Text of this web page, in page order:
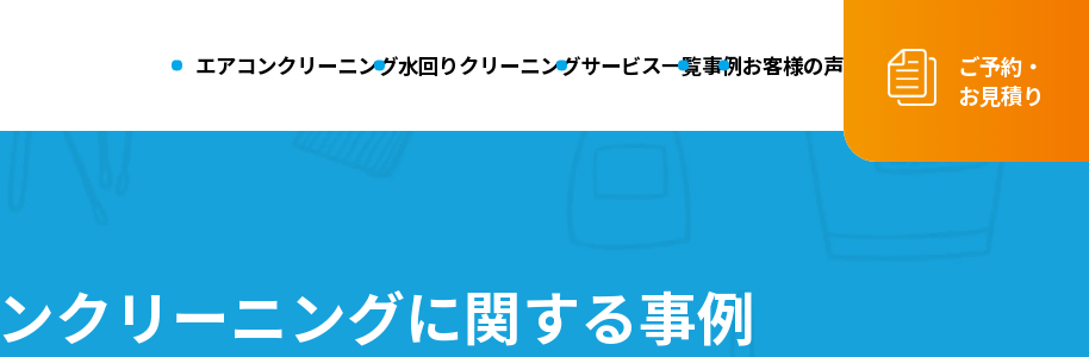
ご予約・お見積りはコチラ
エアコンクリーニング水回りクリーニングサービス一覧事例お客様の声
ご予約・
お見積り
・換気扇クリーニング
洗濯機クリーニング
クリーニングに関する事例